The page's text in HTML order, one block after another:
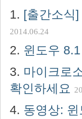
[출간소식
2014.06.24
윈도우
마이크로
확인하세요
동영상: